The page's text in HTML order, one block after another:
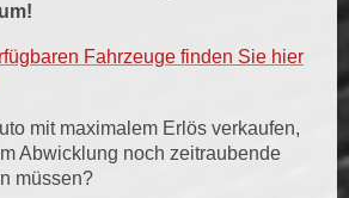
Fahrzeuge finden Sie hier
mit maximalem Erlös verkaufen,
Abwicklung noch zeitraubende
müssen?